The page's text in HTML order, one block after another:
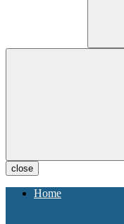
close
Home